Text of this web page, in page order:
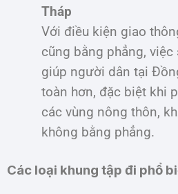
Tháp
Với điều kiện giao
cũng bằng phẳng,
giúp người dân tại
toàn hơn, đặc biệt khi
các vùng nông thôn,
không bằng phẳng.
Các loại khung tập đi phổ